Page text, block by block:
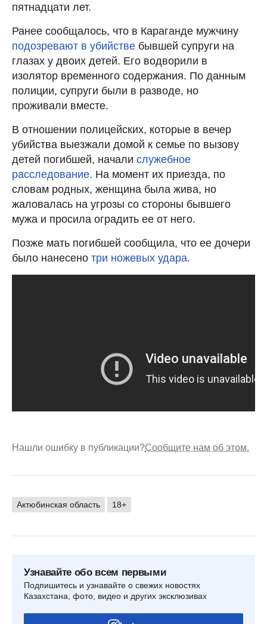
пятнадцати лет.
Ранее сообщалось, что в Караганде мужчину
подозревают в убийстве бывшей супруги на
глазах у двоих детей. Его водворили в
изолятор временного содержания. По данным
полиции, супруги были в разводе, но
проживали вместе.
В отношении полицейских, которые в вечер
убийства выезжали домой к семье по вызову
детей погибшей, начали служебное
расследование. На момент их приезда, по
словам родных, женщина была жива, но
жаловалась на угрозы со стороны бывшего
мужа и просила оградить ее от него.
Позже мать погибшей сообщила, что ее дочери
было нанесено три ножевых удара.
Нашли ошибку в публикации?Сообщите нам об этом.
Актюбинская область 18+
Узнавайте обо всем первыми
Подпишитесь и узнавайте о свежих новостях
Казахстана, фото, видео и других эксклюзивах